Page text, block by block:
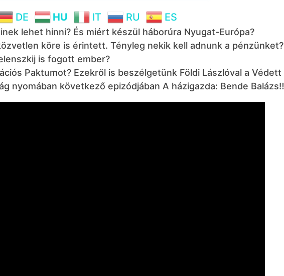
DE HU IT RU ES
lehet hinni? És miért készül háborúra Nyugat-Európa?
köre is érintett. Tényleg nekik kell adnunk a pénzünket?
is fogott ember?
Paktumot? Ezekről is beszélgetünk Földi Lászlóval a Védett
nyomában következő epizódjában A házigazda: Bende Balázs‼️